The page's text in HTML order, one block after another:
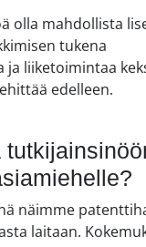
olla mahdollista
tukena
ja liiketoimintaa
edelleen.
näimme
laitaan.